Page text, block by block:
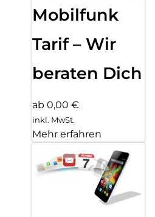
Mobilfunk
Tarif – Wir
beraten Dich
ab 0,00 €
inkl. MwSt.
Mehr erfahren